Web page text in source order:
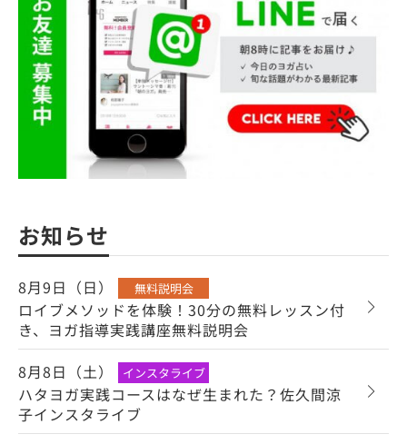
お知らせ
8月9日（日） 無料説明会
ロイブメソッドを体験！30分の無料レッスン付
き、ヨガ指導実践講座無料説明会
8月8日（土）
インスタライブ
ハタヨガ実践コースはなぜ生まれた？佐久間涼
子インスタライブ